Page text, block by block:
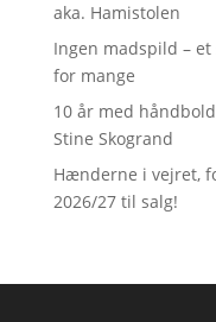
aka. Hamistolen
Ingen madspild –
for mange
10 år med
Stine Skogrand
Hænderne i vejret,
2026/27 til salg!